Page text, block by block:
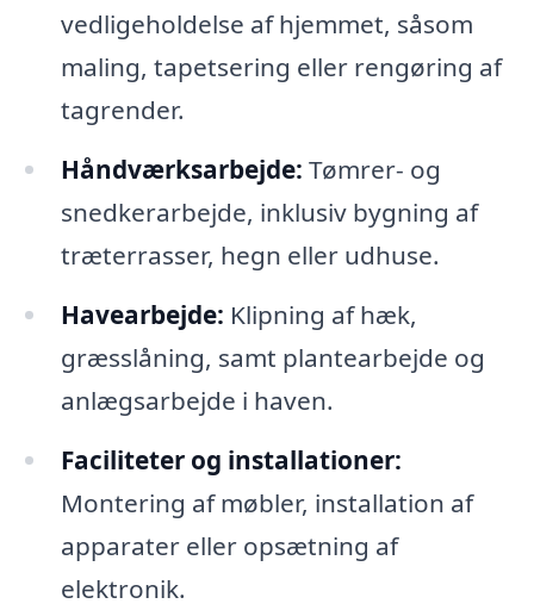
vedligeholdelse af hjemmet, såsom
maling, tapetsering eller rengøring af
tagrender.
Håndværksarbejde: Tømrer- og
snedkerarbejde, inklusiv bygning af
træterrasser, hegn eller udhuse.
Havearbejde: Klipning af hæk,
græsslåning, samt plantearbejde og
anlægsarbejde i haven.
Faciliteter og installationer:
Montering af møbler, installation af
apparater eller opsætning af
elektronik.